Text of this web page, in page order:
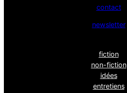
contact
newsletter
fiction
non-fiction
idées
entretiens